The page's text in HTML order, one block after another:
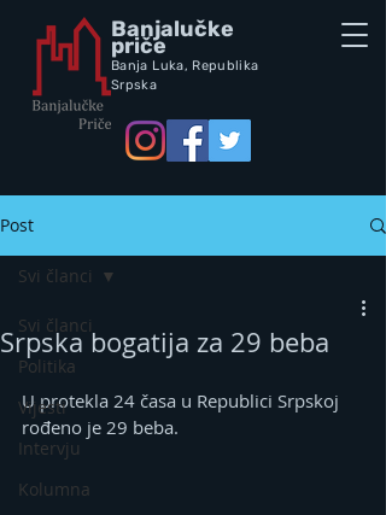
Banjalučke
priče
Banja Luka, Republika
Srpska
Post
Svi članci
Politika
Vijesti
Intervju
Kolumna
Svi članci
Srpska bogatija za 29 beba
U protekla 24 časa u Republici Srpskoj
rođeno je 29 beba.